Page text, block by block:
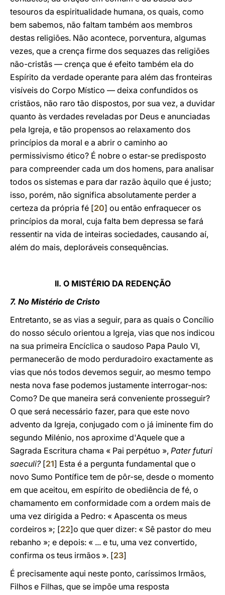
tesouros da espiritualidade humana, os quais, como
bem sabemos, não faltam também aos membros
destas religiões. Não acontece, porventura, algumas
vezes, que a crença firme dos sequazes das religiões
não-cristãs — crença que é efeito também ela do
Espírito da verdade operante para além das fronteiras
visíveis do Corpo Místico — deixa confundidos os
cristãos, não raro tão dispostos, por sua vez, a duvidar
quanto às verdades reveladas por Deus e anunciadas
pela Igreja, e tão propensos ao relaxamento dos
princípios da moral e a abrir o caminho ao
permissivismo ético? É nobre o estar-se predisposto
para compreender cada um dos homens, para analisar
todos os sistemas e para dar razão àquilo que é justo;
isso, porém, não significa absolutamente perder a
certeza da própria fé [20] ou então enfraquecer os
princípios da moral, cuja falta bem depressa se fará
ressentir na vida de inteiras sociedades, causando aí,
além do mais, deploráveis consequências.
II. O MISTÉRIO DA REDENÇÃO
7. No Mistério de Cristo
Entretanto, se as vias a seguir, para as quais o Concílio
do nosso século orientou a Igreja, vias que nos indicou
na sua primeira Encíclica o saudoso Papa Paulo VI,
permanecerão de modo perduradoiro exactamente as
vias que nós todos devemos seguir, ao mesmo tempo
nesta nova fase podemos justamente interrogar-nos:
Como? De que maneira será conveniente prosseguir?
O que será necessário fazer, para que este novo
advento da Igreja, conjugado com o já iminente fim do
segundo Milénio, nos aproxime d'Aquele que a
Sagrada Escritura chama « Pai perpétuo », Pater futuri
saeculi?[21] Esta é a pergunta fundamental que o
novo Sumo Pontífice tem de pôr-se, desde o momento
em que aceitou, em espírito de obediência de fé, o
chamamento em conformidade com a ordem mais de
uma vez dirigida a Pedro: « Apascenta os meus
cordeiros »; [22]o que quer dizer: « Sê pastor do meu
rebanho »; e depois: « ... e tu, uma vez convertido,
confirma os teus irmãos ». [23]
É precisamente aqui neste ponto, caríssimos Irmãos,
Filhos e Filhas, que se impõe uma resposta